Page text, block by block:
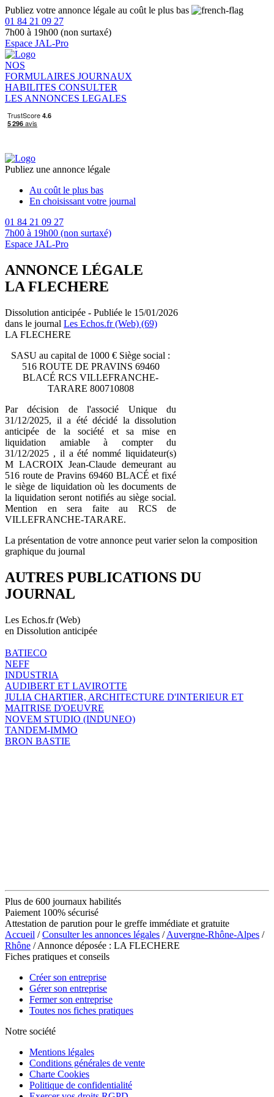
Publiez votre annonce légale au coût le plus bas
01 84 21 09 27
7h00 à 19h00 (non surtaxé)
Espace JAL-Pro
NOS
FORMULAIRES JOURNAUX
HABILITES CONSULTER
LES ANNONCES LEGALES
Publiez une annonce légale
Au coût le plus bas
En choisissant votre journal
01 84 21 09 27
7h00 à 19h00 (non surtaxé)
Espace JAL-Pro
ANNONCE LÉGALE
LA FLECHERE
Dissolution anticipée - Publiée le 15/01/2026
dans le journal Les Echos.fr (Web) (69)
LA FLECHERE
SASU au capital de 1000 € Siège social :
516 ROUTE DE PRAVINS 69460
BLACÉ RCS VILLEFRANCHE-
TARARE 800710808
Par décision de l'associé Unique du
31/12/2025, il a été décidé la dissolution
anticipée de la société et sa mise en
liquidation amiable à compter du
31/12/2025 , il a été nommé liquidateur(s)
M LACROIX Jean-Claude demeurant au
516 route de Pravins 69460 BLACÉ et fixé
le siège de liquidation où les documents de
la liquidation seront notifiés au siège social.
Mention en sera faite au RCS de
VILLEFRANCHE-TARARE.
La présentation de votre annonce peut varier selon la composition
graphique du journal
AUTRES PUBLICATIONS DU
JOURNAL
Les Echos.fr (Web)
en Dissolution anticipée
BATIECO
NEFF
INDUSTRIA
AUDIBERT ET LAVIROTTE
JULIA CHARTIER, ARCHITECTURE D'INTERIEUR ET
MAITRISE D'OEUVRE
NOVEM STUDIO (INDUNEO)
TANDEM-IMMO
BRON BASTIE
Plus de 600 journaux habilités
Paiement 100% sécurisé
Attestation de parution pour le greffe immédiate et gratuite
Accueil /Consulter les annonces légales /Auvergne-Rhône-Alpes /
Rhône / Annonce déposée : LA FLECHERE
Fiches pratiques et conseils
Créer son entreprise
Gérer son entreprise
Fermer son entreprise
Toutes nos fiches pratiques
Notre société
Mentions légales
Conditions générales de vente
Charte Cookies
Politique de confidentialité